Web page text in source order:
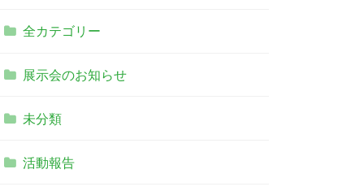
全カテゴリー
展示会のお知らせ
未分類
活動報告